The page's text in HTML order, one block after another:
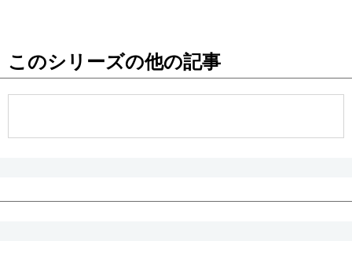
このシリーズの他の記事